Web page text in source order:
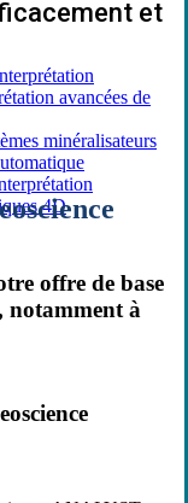
avancées de
minéralisateurs
4D
et
offre de base
notamment à